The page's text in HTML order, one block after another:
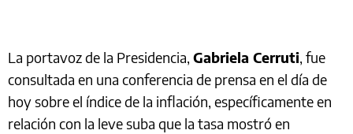
La portavoz de la Presidencia, Gabriela Cerruti, fue
consultada en una conferencia de prensa en el día de
hoy sobre el índice de la inflación, específicamente en
relación con la leve suba que la tasa mostró en